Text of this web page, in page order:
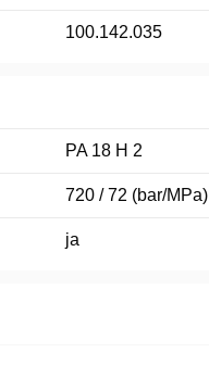
100.142.035
PA 18 H 2
720 / 72 (bar/MPa)
ja